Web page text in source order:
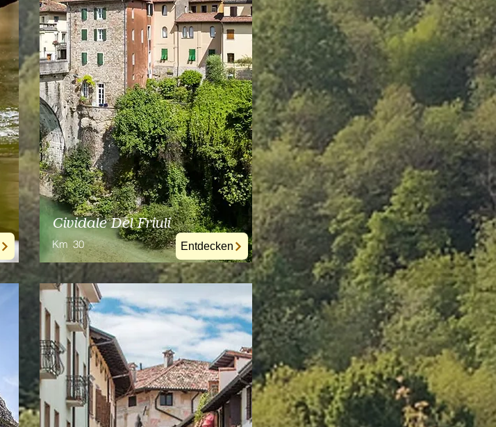
Cividale Del Friuli
Km 30 Entdecken